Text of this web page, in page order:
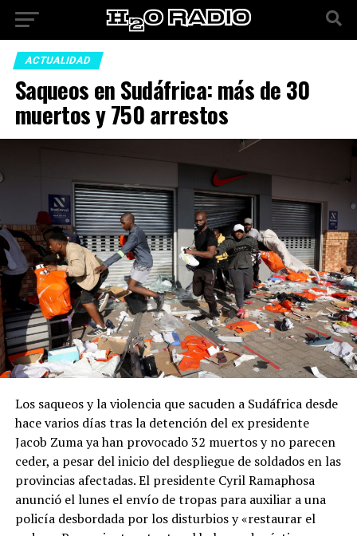
ACTUALIDAD
Saqueos en Sudáfrica: más de 30
muertos y 750 arrestos
Los saqueos y la violencia que sacuden a Sudáfrica desde
hace varios días tras la detención del ex presidente
Jacob Zuma ya han provocado 32 muertos y no parecen
ceder, a pesar del inicio del despliegue de soldados en las
provincias afectadas. El presidente Cyril Ramaphosa
anunció el lunes el envío de tropas para auxiliar a una
policía desbordada por los disturbios y «restaurar el